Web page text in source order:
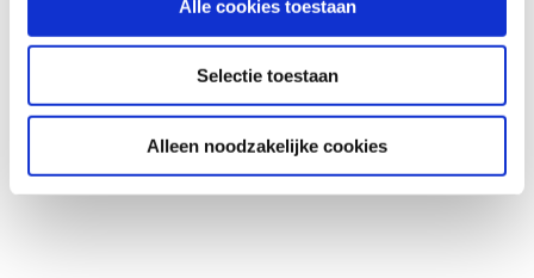
Alle cookies toestaan
Selectie toestaan
Alleen noodzakelijke cookies
Voicemail in de cloud direct in uw e-mail inbox
Naadloos schakelen tussen desktop en mobiel op elk
MAAK VERBINDING MET ONS